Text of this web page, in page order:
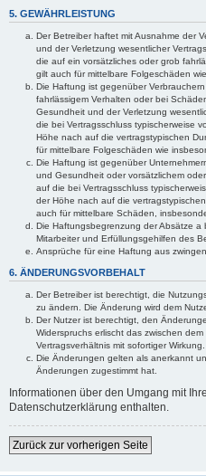
5. GEWÄHRLEISTUNG
Der Betreiber haftet mit Ausnahme der
und der Verletzung wesentlicher
die auf ein vorsätzliches oder grob
gilt auch für mittelbare Folgeschäden
Die Haftung ist gegenüber
fahrlässigem Verhalten oder bei
Gesundheit und der Verletzung
die bei Vertragsschluss typischerweise
Höhe nach auf die vertragstypischen
für mittelbare Folgeschäden wie
Die Haftung ist gegenüber
und Gesundheit oder vorsätzlichem
auf die bei Vertragsschluss
der Höhe nach auf die
auch für mittelbare Schäden,
Die Haftungsbegrenzung der Absätze
Mitarbeiter und Erfüllungsgehilfen des
Ansprüche für eine Haftung aus
6. ÄNDERUNGSVORBEHALT
Der Betreiber ist berechtigt, die
zu ändern. Die Änderung wird dem
Der Nutzer ist berechtigt, den
Widerspruchs erlischt das zwischen
Vertragsverhältnis mit sofortiger Wirkung.
Die Änderungen gelten als anerkannt
Änderungen zugestimmt hat.
Informationen über den Umgang mit
Datenschutzerklärung enthalten.
Zurück zur vorherigen Seite